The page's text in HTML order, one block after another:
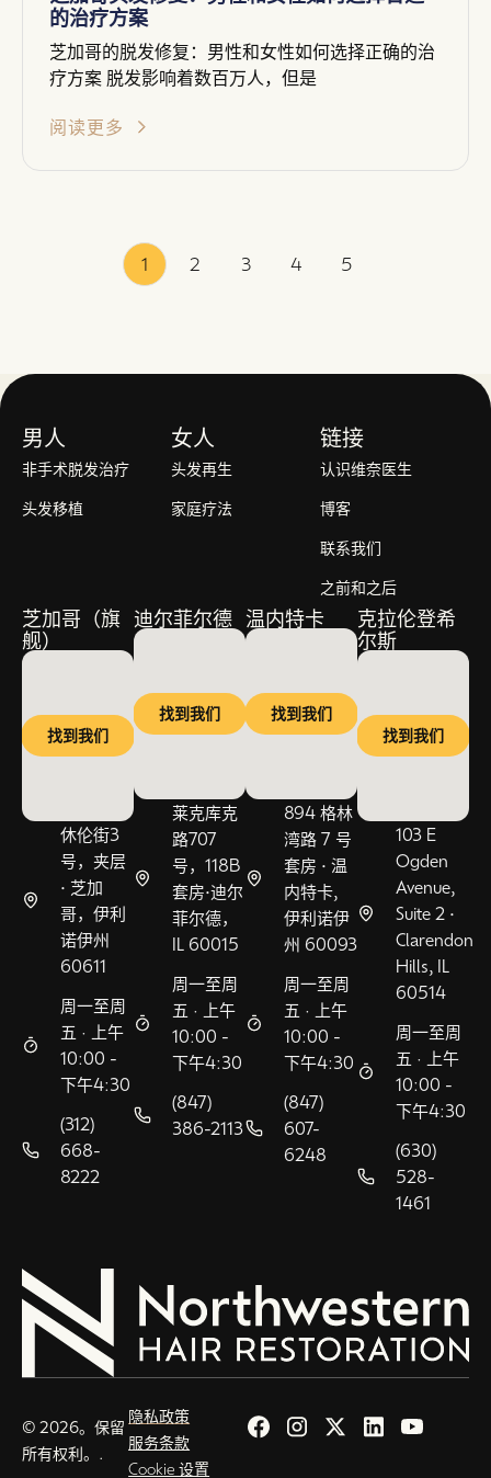
的治疗方案
芝加哥的脱发修复：男性和女性如何选择正确的治
疗方案 脱发影响着数百万人，但是
阅读更多
1 2 3 4 5
男人
非手术脱发治疗
头发移植
女人
头发再生
家庭疗法
链接
认识维奈医生
博客
联系我们
之前和之后
芝加哥（旗
舰）
找到我们
休伦街3
号，夹层
• 芝加
哥，伊利
诺伊州
60611
周一至周
五 · 上午
10:00 -
下午4:30
(312)
668-
8222
迪尔菲尔德
找到我们
莱克库克
路707
号，118B
套房•迪尔
菲尔德，
IL 60015
周一至周
五 · 上午
10:00 -
下午4:30
(847)
386-2113
温内特卡
找到我们
894 格林
湾路 7 号
套房 • 温
内特卡,
伊利诺伊
州 60093
周一至周
五 · 上午
10:00 -
下午4:30
(847)
607-
6248
克拉伦登希
尔斯
找到我们
103 E
Ogden
Avenue,
Suite 2 •
Clarendon
Hills, IL
60514
周一至周
五 · 上午
10:00 -
下午4:30
(630)
528-
1461
© 2026。保留
所有权利。.
隐私政策
服务条款
Cookie 设置